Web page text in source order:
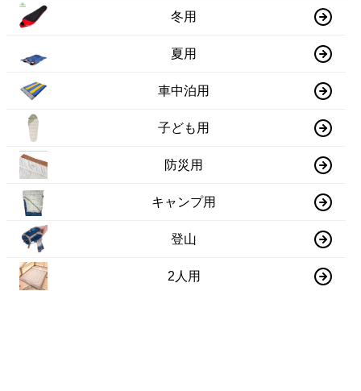
冬用
夏用
車中泊用
子ども用
防災用
キャンプ用
登山
2人用